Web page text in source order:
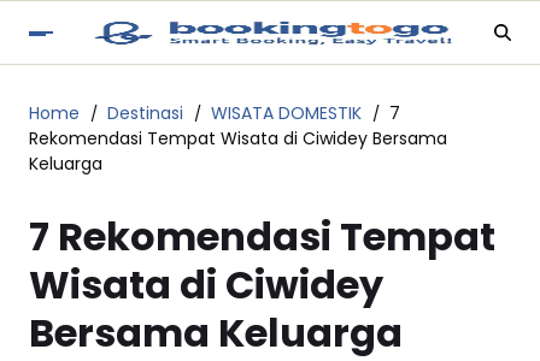
Home Destinasi WISATA DOMESTIK
7
Rekomendasi Tempat Wisata di Ciwidey Bersama
Keluarga
7 Rekomendasi Tempat
Wisata di Ciwidey
Bersama Keluarga